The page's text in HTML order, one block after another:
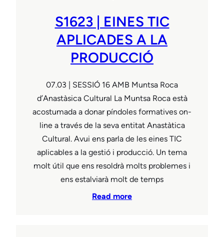
S1623 | EINES TIC
APLICADES A LA
PRODUCCIÓ
07.03 | SESSIÓ 16 AMB Muntsa Roca
d’Anastàsica Cultural La Muntsa Roca està
acostumada a donar píndoles formatives on-
line a través de la seva entitat Anastàtica
Cultural. Avui ens parla de les eines TIC
aplicables a la gestió i producció. Un tema
molt útil que ens resoldrà molts problemes i
ens estalviarà molt de temps
Read more